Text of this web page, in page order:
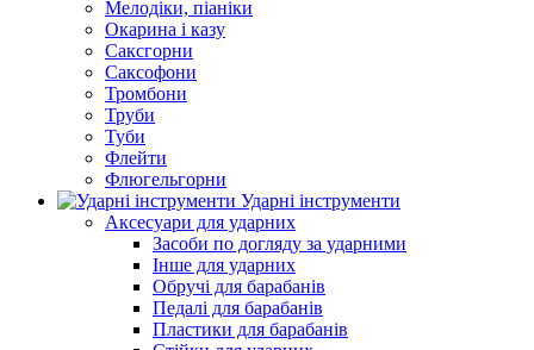
Мелодіки, піаніки
Окарина і казу
Саксгорни
Саксофони
Тромбони
Труби
Туби
Флейти
Флюгельгорни
Ударні інструменти
Аксесуари для ударних
Засоби по догляду за ударними
Інше для ударних
Обручі для барабанів
Педалі для барабанів
Пластики для барабанів